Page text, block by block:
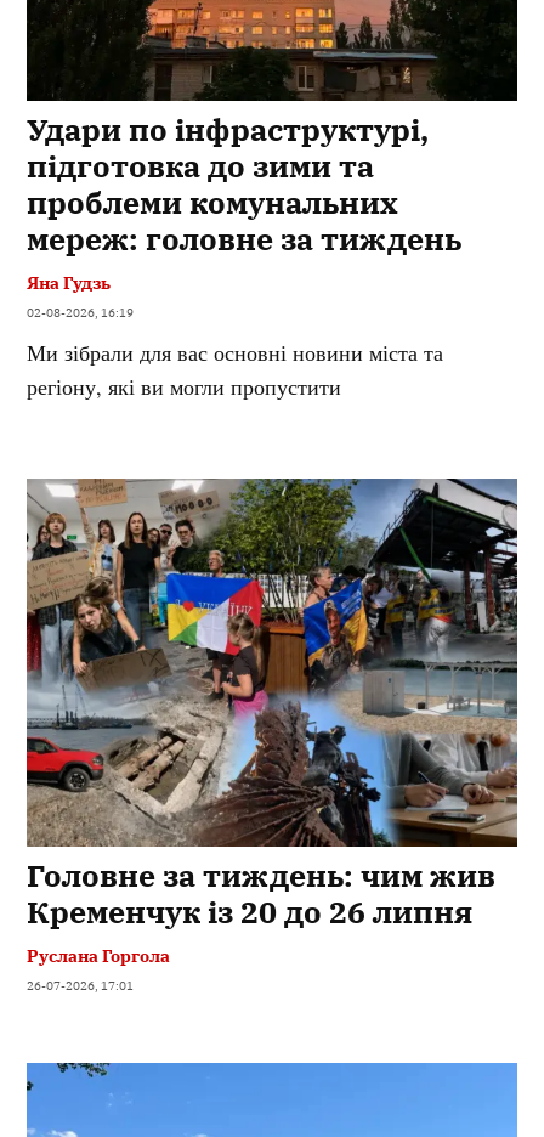
Удари по інфраструктурі,
підготовка до зими та
проблеми комунальних
мереж: головне за тиждень
Яна Гудзь
02-08-2026, 16:19
Ми зібрали для вас основні новини міста та
регіону, які ви могли пропустити
Головне за тиждень: чим жив
Кременчук із 20 до 26 липня
Руслана Горгола
26-07-2026, 17:01